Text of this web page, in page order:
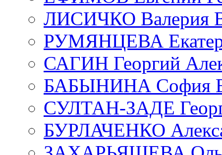
ЛИСИЧКО Валерия
РУМЯНЦЕВА
САГИН Георгий
БАБЫНИНА София
СУЛТАН-ЗАДЕ
БУРЛАЧЕНКО